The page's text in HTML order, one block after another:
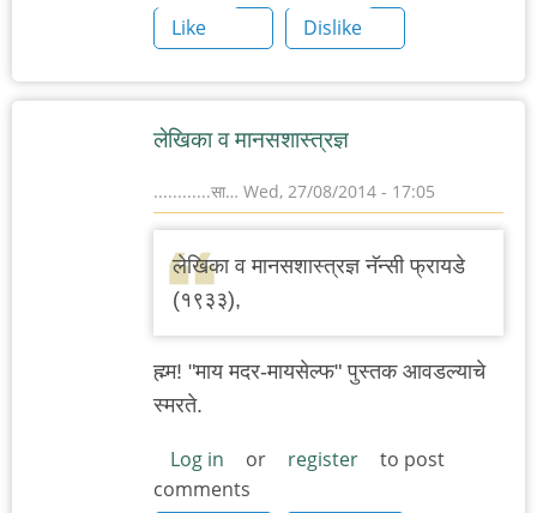
Like
Dislike
लेखिका व मानसशास्त्रज्ञ
............सा… Wed, 27/08/2014 - 17:05
लेखिका व मानसशास्त्रज्ञ नॅन्सी फ्रायडे
(१९३३),
ह्म्म! "माय मदर-मायसेल्फ" पुस्तक आवडल्याचे
स्मरते.
Log in or register
to post
comments